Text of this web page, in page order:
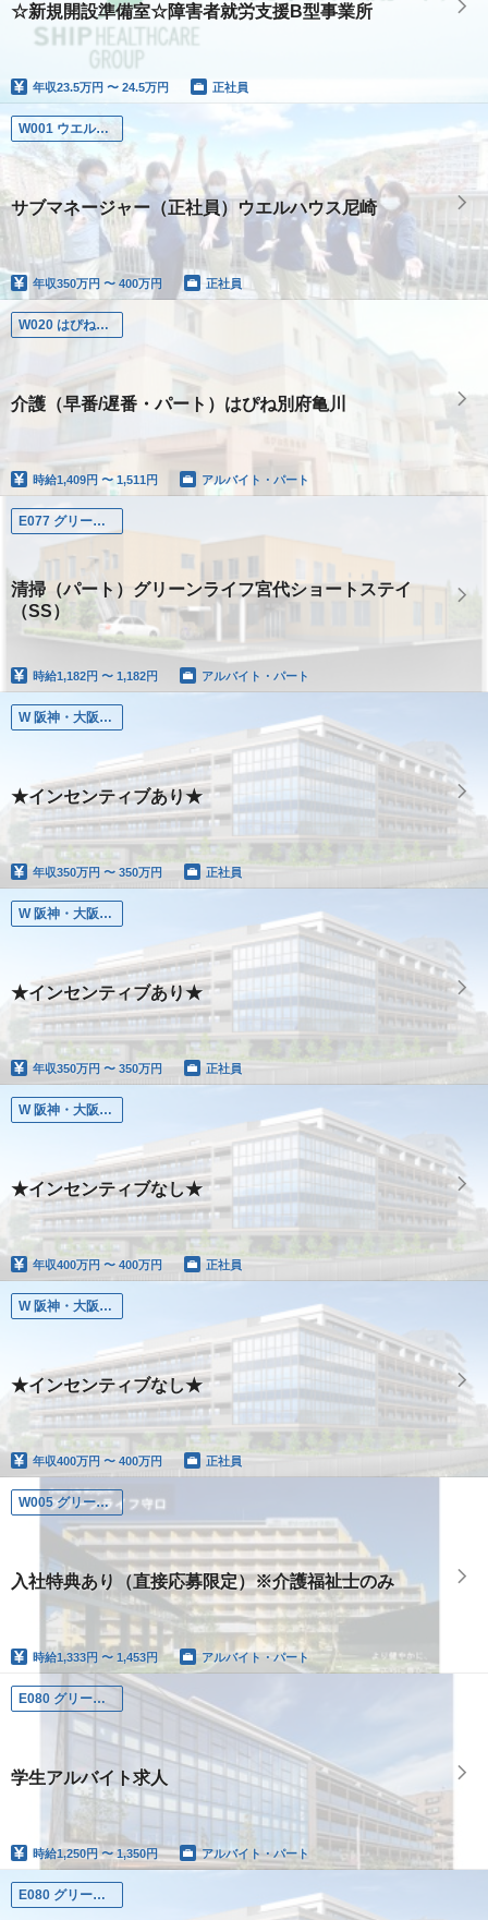
☆新規開設準備室☆障害者就労支援B型事業所
年収23.5万円 〜 24.5万円 正社員
W001 ウエルハウス尼崎
サブマネージャー（正社員）ウエルハウス尼崎
年収350万円 〜 400万円 正社員
W020 はぴね別府亀川
介護（早番/遅番・パート）はぴね別府亀川
時給1,409円 〜 1,511円 アルバイト・パート
E077 グリーンライフ宮代（SS）
清掃（パート）グリーンライフ宮代ショートステイ
（SS）
時給1,182円 〜 1,182円 アルバイト・パート
W 阪神・大阪エリア
★インセンティブあり★
年収350万円 〜 350万円 正社員
W 阪神・大阪エリア
★インセンティブあり★
年収350万円 〜 350万円 正社員
W 阪神・大阪エリア
★インセンティブなし★
年収400万円 〜 400万円 正社員
W 阪神・大阪エリア
★インセンティブなし★
年収400万円 〜 400万円 正社員
W005 グリーンライフ守口
入社特典あり（直接応募限定）※介護福祉士のみ
時給1,333円 〜 1,453円 アルバイト・パート
E080 グリーンライフ仲池上
学生アルバイト求人
時給1,250円 〜 1,350円 アルバイト・パート
E080 グリーンライフ仲池上